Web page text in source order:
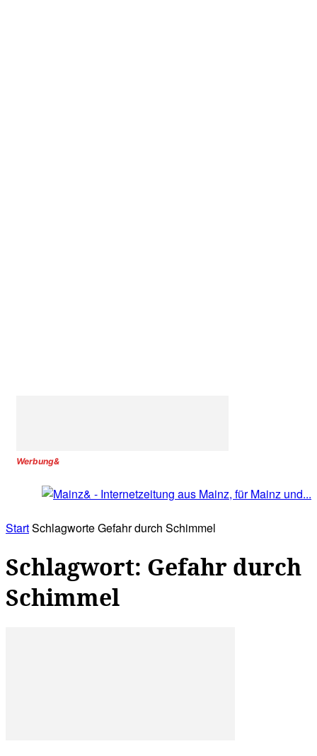
Werbung&
StartSchlagworteGefahr durch Schimmel
Schlagwort: Gefahr durch
Schimmel